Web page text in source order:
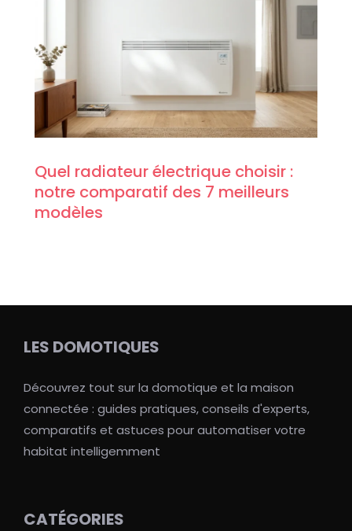
Quel radiateur électrique choisir :
notre comparatif des 7 meilleurs
modèles
LES DOMOTIQUES
Découvrez tout sur la domotique et la maison
connectée : guides pratiques, conseils d'experts,
comparatifs et astuces pour automatiser votre
habitat intelligemment
CATÉGORIES